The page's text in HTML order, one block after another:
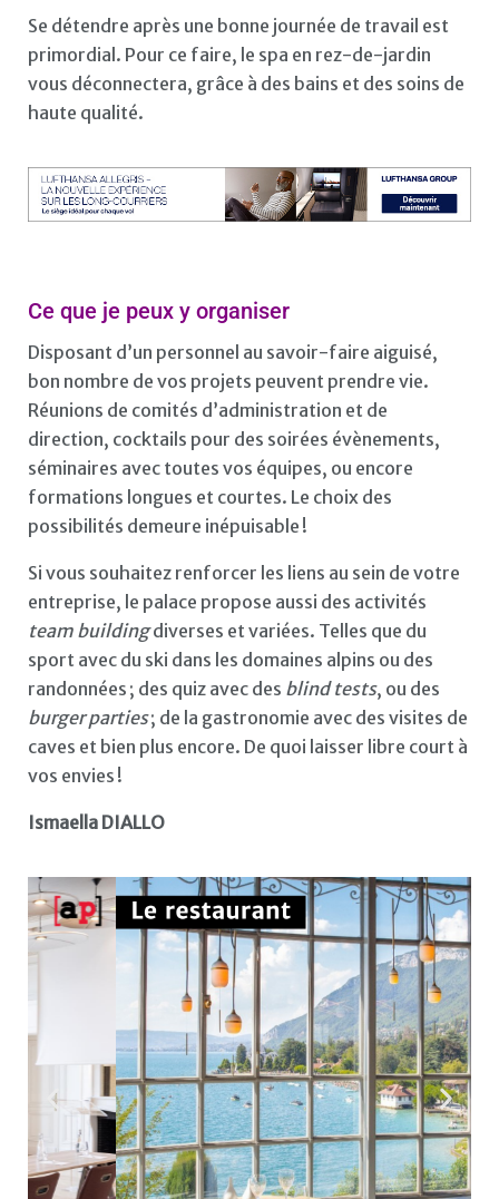
Se détendre après une bonne journée de travail est
primordial. Pour ce faire, le spa en rez-de-jardin
vous déconnectera, grâce à des bains et des soins de
haute qualité.
Ce que je peux y organiser
Disposant d’un personnel au savoir-faire aiguisé,
bon nombre de vos projets peuvent prendre vie.
Réunions de comités d’administration et de
direction, cocktails pour des soirées évènements,
séminaires avec toutes vos équipes, ou encore
formations longues et courtes. Le choix des
possibilités demeure inépuisable !
Si vous souhaitez renforcer les liens au sein de votre
entreprise, le palace propose aussi des activités
team buildingdiverses et variées. Telles que du
sport avec du ski dans les domaines alpins ou des
randonnées ; des quiz avec des blind tests, ou des
burger parties; de la gastronomie avec des visites de
caves et bien plus encore. De quoi laisser libre court à
vos envies !
Ismaella DIALLO